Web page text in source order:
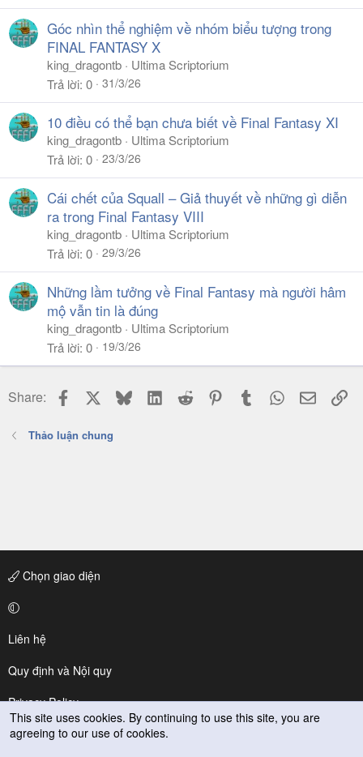
Góc nhìn thể nghiệm về nhóm biểu tượng trong
FINAL FANTASY X
king_dragontb
Ultima Scriptorium
Trả lời 0 31/3/26
10 điều có thể bạn chưa biết về Final Fantasy XI
king_dragontb
Ultima Scriptorium
Trả lời 0 23/3/26
Cái chết của Squall – Giả thuyết về những gì diễn
ra trong Final Fantasy VIII
king_dragontb
Ultima Scriptorium
Trả lời 0 29/3/26
Những lầm tưởng về Final Fantasy mà người hâm
mộ vẫn tin là đúng
king_dragontb
Ultima Scriptorium
Trả lời 0 19/3/26
Share: Facebook BlueskyLinkedIn
Reddit PinterestTumblr WhatsApp
Email
Thảo luận chung
Chọn giao diện
Liên hệ
Quy định và Nội quy
Privacy Policy
Trợ giúp
This site uses cookies. By continuing to use this site, you are
agreeing to our use of cookies.